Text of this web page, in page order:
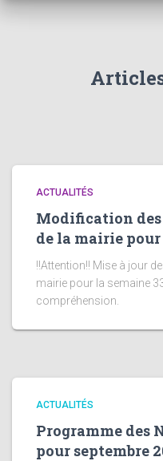
ACTUALITÉS
Modification des
de la mairie
!!Attention!! Mise à jour
mairie pour la semaine
compréhension.
ACTUALITÉS
Programme des
pour septembre